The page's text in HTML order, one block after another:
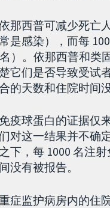
那西普可减少死亡
是感染），而每
）。依那西普和类
它们是否导致受试
的天数和住院时间
疫球蛋白的证据仅
对这一结果并不确
下，每 1000 名注
没有被报告。
症监护病房内的住院